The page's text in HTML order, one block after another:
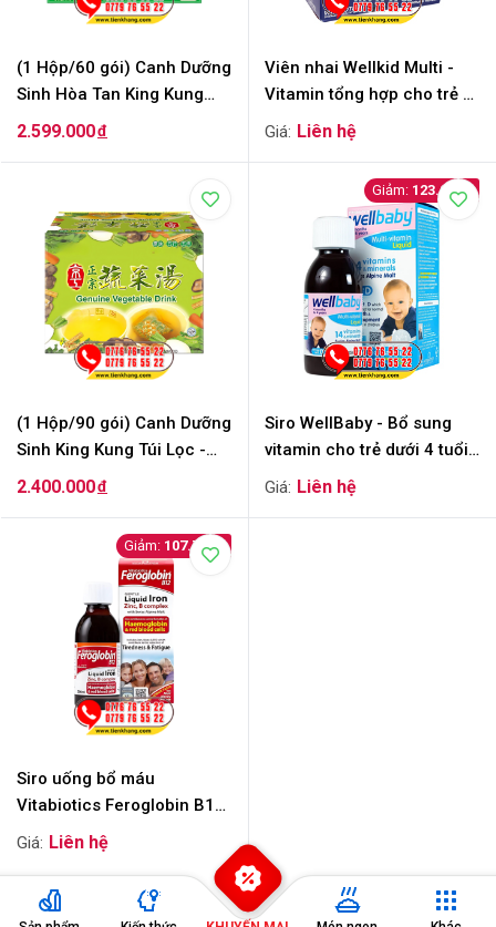
(1 Hộp/60 gói) Canh Dưỡng
Sinh Hòa Tan King Kung
(Đài Loan) - Vegetable
2.599.000đ
Viên nhai Wellkid Multi -
Vitamin tổng hợp cho trẻ vị
trái cây - Hộp 30 viên
(1 Hộp/90 gói) Canh Dưỡng
Sinh King Kung Túi Lọc -
Genuine Vegetable Drink
2.400.000đ
123.900
Siro WellBaby - Bổ sung
vitamin cho trẻ dưới 4 tuổi -
Chai 150ml
107.700
Siro uống bổ máu
Vitabiotics Feroglobin B12
- Chai 200ml